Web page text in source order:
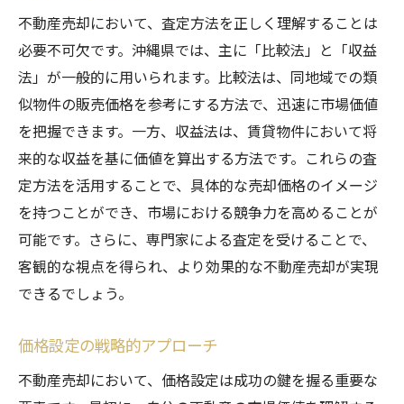
不動産売却において、査定方法を正しく理解することは
必要不可欠です。沖縄県では、主に「比較法」と「収益
法」が一般的に用いられます。比較法は、同地域での類
似物件の販売価格を参考にする方法で、迅速に市場価値
を把握できます。一方、収益法は、賃貸物件において将
来的な収益を基に価値を算出する方法です。これらの査
定方法を活用することで、具体的な売却価格のイメージ
を持つことができ、市場における競争力を高めることが
可能です。さらに、専門家による査定を受けることで、
客観的な視点を得られ、より効果的な不動産売却が実現
できるでしょう。
価格設定の戦略的アプローチ
不動産売却において、価格設定は成功の鍵を握る重要な